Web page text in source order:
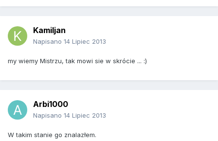
Kamiljan
Napisano 14 Lipiec 2013
my wiemy Mistrzu, tak mowi sie w skrócie ... :)
Arbi1000
Napisano 14 Lipiec 2013
W takim stanie go znalazłem.